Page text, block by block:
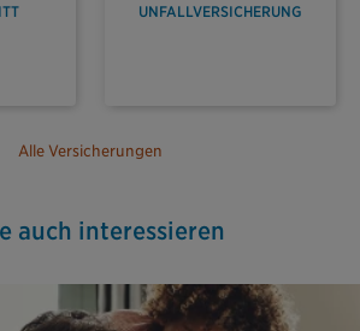
Alle Versicherungen
UNFALLVERSICHERUNG
auch interessieren